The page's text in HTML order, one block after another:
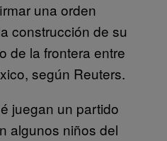
una orden
construcción de su
de la frontera entre
según Reuters.
juegan un partido
algunos niños del